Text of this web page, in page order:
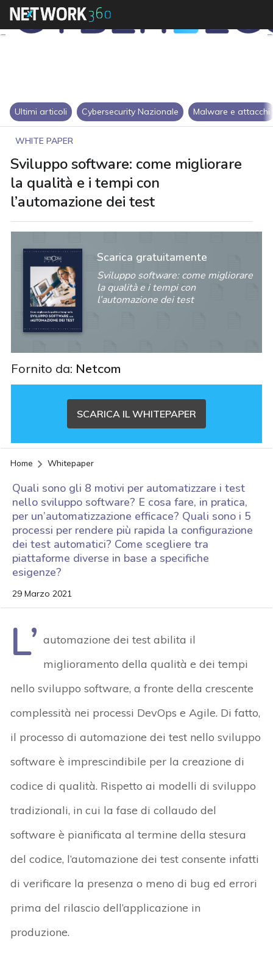
Ultimi articoli Cybersecurity Nazionale Malware e attacchi
WHITE PAPER
Sviluppo software: come migliorare
la qualità e i tempi con
l’automazione dei test
Scarica gratuitamente
Sviluppo software: come migliorare
la qualità e i tempi con
l’automazione dei test
Fornito da: Netcom
SCARICA IL WHITEPAPER
Home Whitepaper
Quali sono gli 8 motivi per automatizzare i test
nello sviluppo software? E cosa fare, in pratica,
per un’automatizzazione efficace? Quali sono i 5
processi per rendere più rapida la configurazione
dei test automatici? Come scegliere tra
piattaforme diverse in base a specifiche
esigenze?
29 Marzo 2021
L’ automazione dei test abilita il
miglioramento della qualità e dei tempi
nello sviluppo software, a fronte della crescente
complessità nei processi DevOps e Agile. Di fatto,
il processo di automazione dei test nello sviluppo
software è imprescindibile per la creazione di
codice di qualità. Rispetto ai modelli di sviluppo
tradizionali, in cui la fase di collaudo del
software è pianificata al termine della stesura
del codice, l’automazione dei test consente infatti
di verificare la presenza o meno di bug ed errori
prima del rilascio dell’applicazione in
produzione.